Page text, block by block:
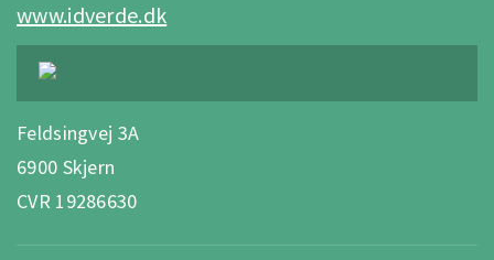
www.idverde.dk
Feldsingvej 3A
6900 Skjern
CVR 19286630